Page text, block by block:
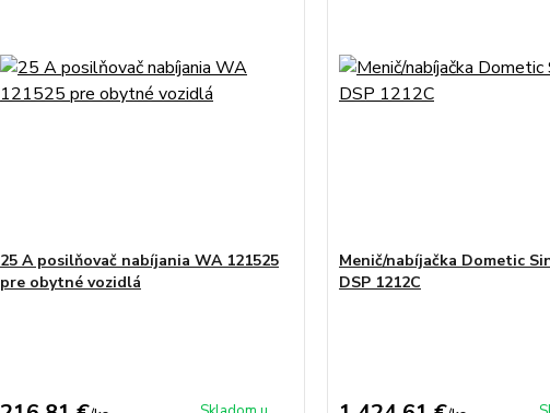
25 A posilňovač nabíjania WA 121525
pre obytné vozidlá
Menič/nabíjačka Dometic
DSP 1212C